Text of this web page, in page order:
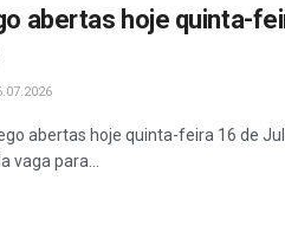
abertas hoje quinta-
abertas hoje quinta-feira 16 de
vaga para...